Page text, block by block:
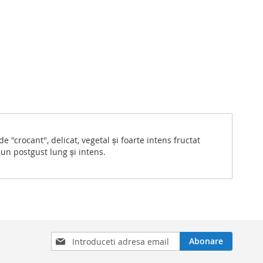
"crocant", delicat, vegetal şi foarte intens fructat
postgust lung şi intens.
Inscrieti-
va
Abonare